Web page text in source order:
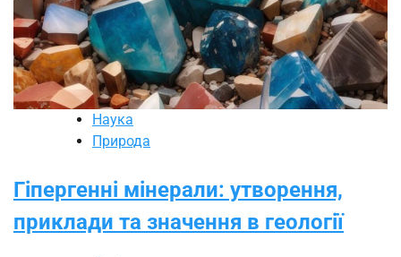
Наука
Природа
Гіпергенні мінерали: утворення,
приклади та значення в геології